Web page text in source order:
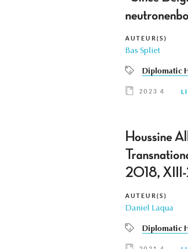
AUTEUR(S)
Bas Spliet
Diplomatic
2023 4
Houssine
2018, XIII-
AUTEUR(S)
Daniel Laqua
Diplomatic